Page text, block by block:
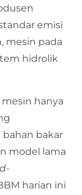
emisi
mesin pada
hidrolik
hanya
bahan bakar
model lama
harian ini